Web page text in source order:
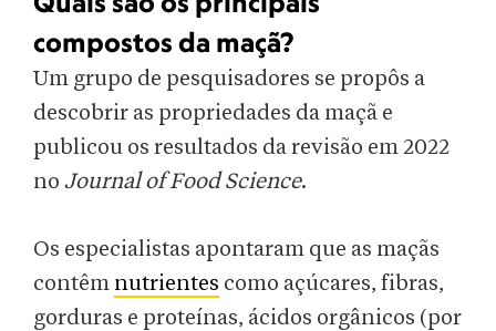
compostos da maçã?
Um grupo de pesquisadores se propôs a
descobrir as propriedades da maçã e
publicou os resultados da revisão em 2022
no Journal of Food Science.
Os especialistas apontaram que as maçãs
contêm nutrientes como açúcares, fibras,
gorduras e proteínas, ácidos orgânicos (por